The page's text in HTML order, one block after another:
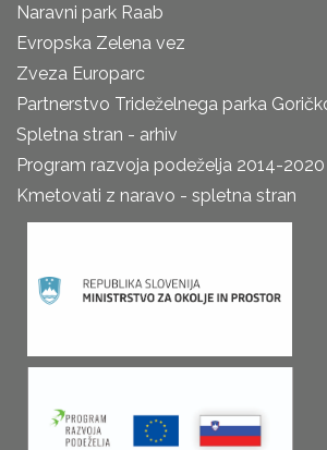
Naravni park Raab
Evropska Zelena vez
Zveza Europarc
Partnerstvo Trideželnega parka
Spletna stran - arhiv
Program razvoja podeželja 2014-2020
Kmetovati z naravo - spletna stran